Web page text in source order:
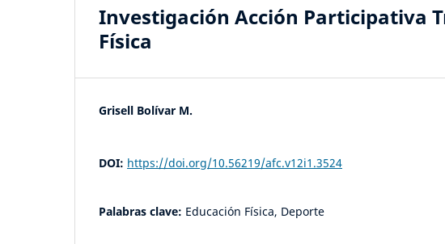
Investigación Acción Participativa
Física
Grisell Bolívar M.
DOI: https://doi.org/10.56219/afc.v12i1.3524
Palabras clave: Educación Física, Deporte